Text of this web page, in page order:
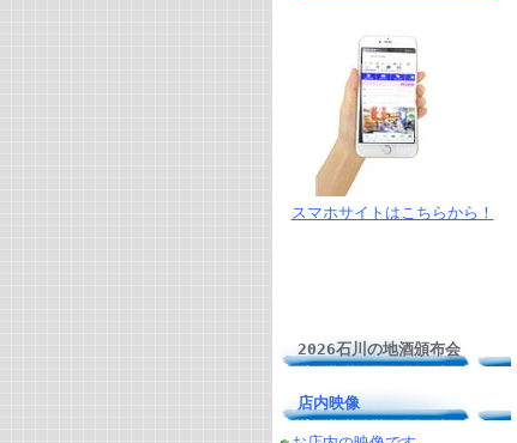
スマホサイトはこちらから！
2026石川の地酒頒布会
店内映像